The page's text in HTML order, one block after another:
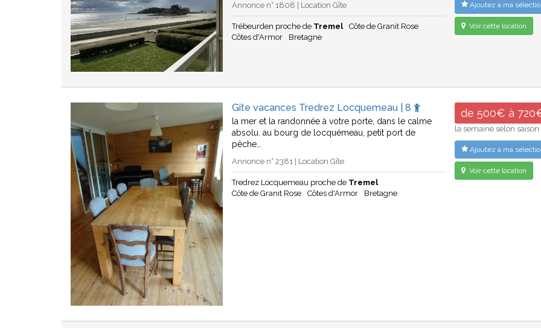
Annonce n° 1808 | Location Gîte
Trébeurden proche de Tremel
Côte de Granit Rose
Côtes d'Armor
Bretagne
Ajoutez à ma
Voir cette location
Gîte vacances Tredrez Locquemeau | 8
la mer et la randonnée à votre porte, dans le calme
absolu. au bourg de locquémeau, petit port de
pêche…
Annonce n° 2381 | Location Gîte
Tredrez Locquemeau proche de Tremel
Côte de Granit Rose
Côtes d'Armor Bretagne
de 500€ à
la semaine selon saison
Ajoutez à ma
Voir cette location